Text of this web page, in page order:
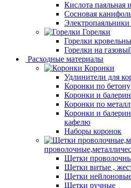
Кислота паяльная
Сосновая
Горелки
Горелки
Горелки на
Расходные материалы
Коронки
Удлинители для
Коронки по бетону
Коронки и
Коронки по
Коронки и
кафелю
Наборы коронок
Щетки
Щетки витые ,
Щетки
Щетки ручные